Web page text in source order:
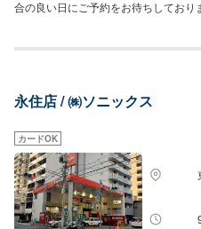
合の良い日にご予約をお待ちしてお
ビスもございます。貸し出し時間は
です。横に「ジェーソン柏沼南店」様
永住店 / ㈱ソニックス
カードOK